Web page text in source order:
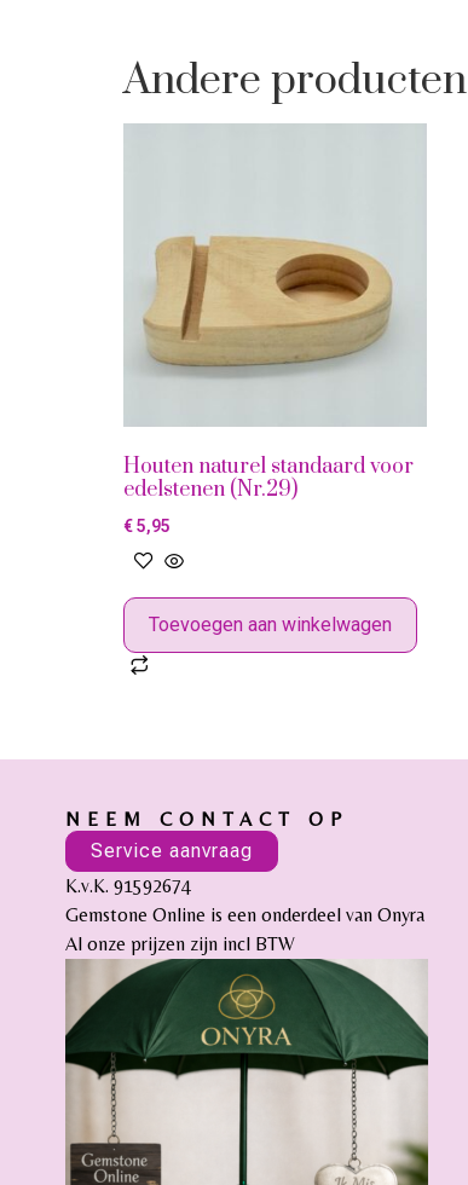
Andere producten
Houten naturel standaard voor
edelstenen (Nr.29)
€5,95
Toevoegen aan winkelwagen
NEEM CONTACT OP
Service aanvraag
K.v.K. 91592674
Gemstone Online is een onderdeel van Onyra
Al onze prijzen zijn incl BTW